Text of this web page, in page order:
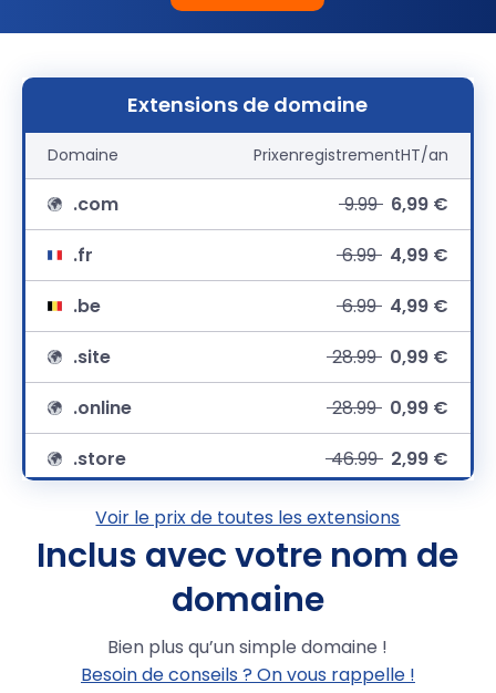
Extensions de domaine
Domaine PrixenregistrementHT/an
.com 9.99 6,99 €
.fr
6.99 4,99 €
.be
6.99 4,99 €
.site
28.99 0,99 €
.online
28.99 0,99 €
.store
46.99 2,99 €
.net
9,99 €
.org
12.99
8,49 €
18.99 14,99 €
Voir le prix de toutes les extensions
Inclus avec votre nom de
domaine
Bien plus qu’un simple domaine !
Besoin de conseils ? On vous rappelle !